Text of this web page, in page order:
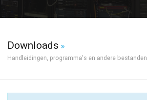
Downloads
Handleidingen, programma's en andere bestanden